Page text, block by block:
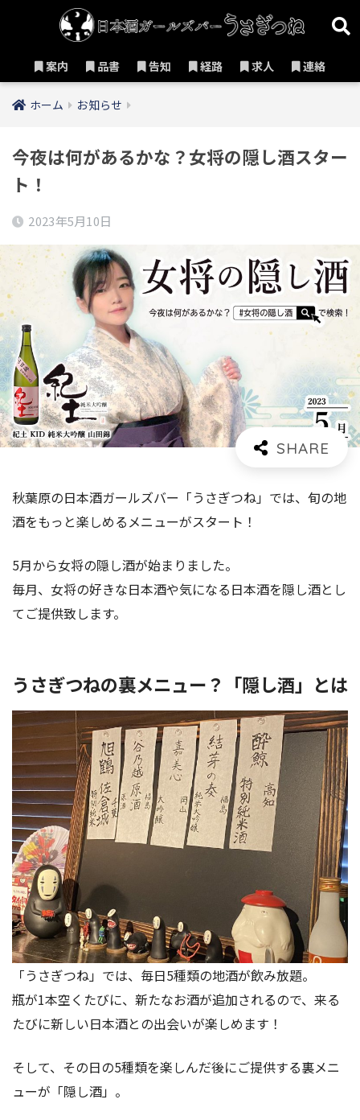
案内 品書 告知 経路 求人 連絡
ホーム お知らせ
今夜は何があるかな？女将の隠し酒スター
ト！
2023年5月10日
秋葉原の日本酒ガールズバー「うさぎつね」では、旬の地
酒をもっと楽しめるメニューがスタート！
5月から女将の隠し酒が始まりました。
毎月、女将の好きな日本酒や気になる日本酒を隠し酒とし
てご提供致します。
うさぎつねの裏メニュー？「隠し酒」とは
「うさぎつね」では、毎日5種類の地酒が飲み放題。
瓶が1本空くたびに、新たなお酒が追加されるので、来る
たびに新しい日本酒との出会いが楽しめます！
そして、その日の5種類を楽しんだ後にご提供する裏メニ
ューが「隠し酒」。